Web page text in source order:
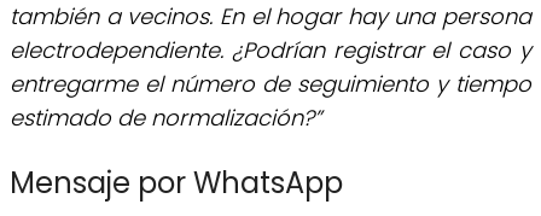
también a vecinos. En el hogar hay una persona
electrodependiente. ¿Podrían registrar el caso y
entregarme el número de seguimiento y tiempo
estimado de normalización?”
Mensaje por WhatsApp